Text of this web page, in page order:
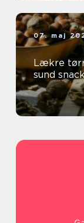
07. maj
Lækre
sund